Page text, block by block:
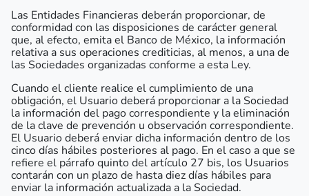
Las Entidades Financieras deberán proporcionar, de
conformidad con las disposiciones de carácter general
que, al efecto, emita el Banco de México, la información
relativa a sus operaciones crediticias, al menos, a una de
las Sociedades organizadas conforme a esta Ley.
Cuando el cliente realice el cumplimiento de una
obligación, el Usuario deberá proporcionar a la Sociedad
la información del pago correspondiente y la eliminación
de la clave de prevención u observación correspondiente.
El Usuario deberá enviar dicha información dentro de los
cinco días hábiles posteriores al pago. En el caso a que se
refiere el párrafo quinto del artículo 27 bis, los Usuarios
contarán con un plazo de hasta diez días hábiles para
enviar la información actualizada a la Sociedad.